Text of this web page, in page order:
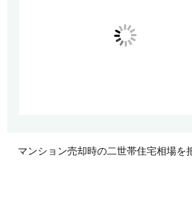
マンション売却時の二世帯住宅相場を